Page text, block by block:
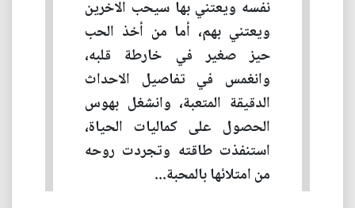
نفسه ويعتني بها سيحب الاخرين
ويعتني بهم، أما من أخذ الحب
حيز صغير في خارطة قلبه،
وانغمس في تفاصيل الاحداث
الدقيقة المتعبة، وانشغل بهوس
الحصول على كماليات الحياة،
استنفذت طاقته وتجردت روحه
من امتلائها بالمحبة...